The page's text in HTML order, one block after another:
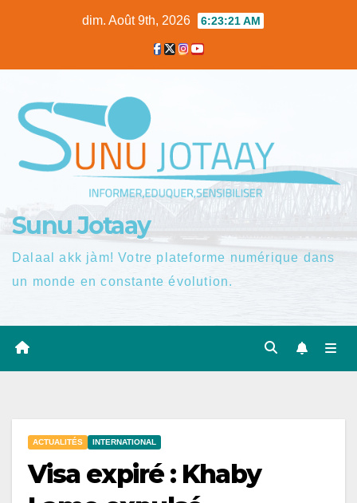
dim. Août 9th, 2026 6:23:22 AM
Sunu Jotaay
Dalaal akk jàm! Votre plateforme numérique dans
un monde en constante évolution.
ACTUALITÉS INTERNATIONAL
Visa expiré : Khaby